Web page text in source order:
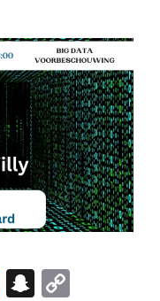
Messenger
Snapchat